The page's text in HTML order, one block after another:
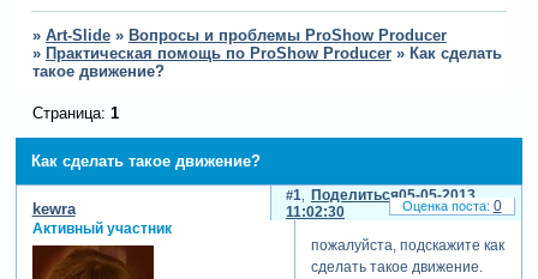
» Art-Slide » Вопросы и проблемы ProShow Producer
» Практическая помощь по ProShow Producer » Как сделать
такое движение?
Как сделать такое движение?
Страница: 1
Поделиться
1
05-05-2013
11:02:30
kewra
Активный участник
пожалуйста, подскажите как
сделать такое движение.
0